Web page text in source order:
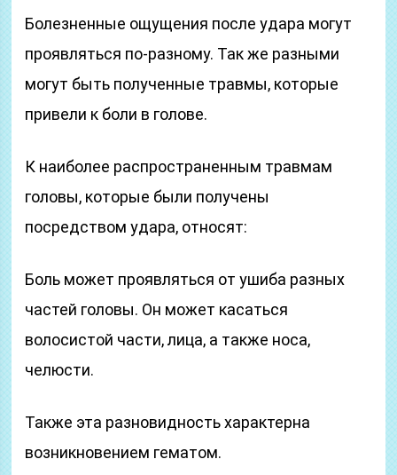
Болезненные ощущения после удара могут
проявляться по-разному. Так же разными
могут быть полученные травмы, которые
привели к боли в голове.
К наиболее распространенным травмам
головы, которые были получены
посредством удара, относят:
Боль может проявляться от ушиба разных
частей головы. Он может касаться
волосистой части, лица, а также носа,
челюсти.
Также эта разновидность характерна
возникновением гематом.